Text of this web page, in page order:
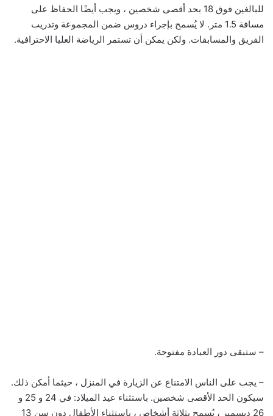
للبالغين فوق 18 بحد أقصى شخصين ، ويجب أيضًا الحفاظ على
مسافة 1.5 متر. لا يُسمح بإجراء دروس ضمن المجموعة وتدريب
الفريق والمسابقات. ولكن يمكن أن تستمر الرياضة العليا الاحترافية.
– ستبقى دور العبادة مفتوحة.
– يجب على الناس الامتناع عن الزيارة في المنزل ، حيثما أمكن ذلك.
سيكون الحد الأقصى شخصين. باستثناء عيد الميلاد: في 24 و 25 و
26 ديسمبر ، يُسمح بثلاثة أشخاص ، باستثناء الأطفال دون سن 13